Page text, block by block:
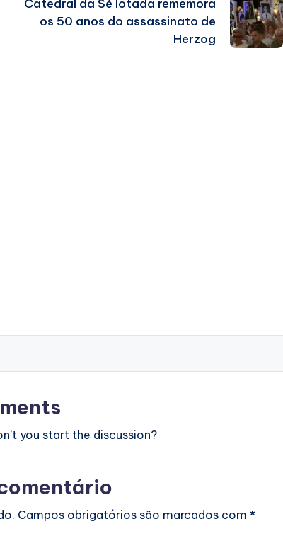
Catedral da Sé lotada rememora
os 50 anos do assassinato de
Herzog
you start the discussion?
Campos obrigatórios são marcados com *